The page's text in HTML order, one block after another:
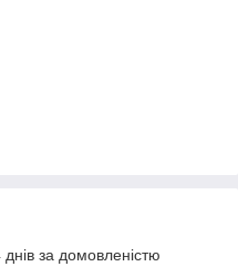
за домовленістю